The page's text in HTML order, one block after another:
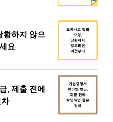
황하지 않으
요
, 제출 전에